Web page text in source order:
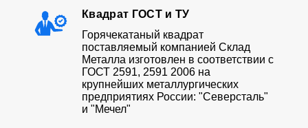
Квадрат ГОСТ и ТУ
Горячекатаный квадрат
поставляемый компанией Склад
Металла изготовлен в соответствии с
ГОСТ 2591, 2591 2006 на
крупнейших металлургических
предприятиях России: "Северсталь"
и "Мечел"